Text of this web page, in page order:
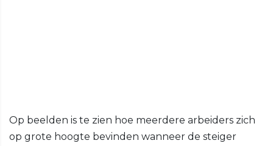
Op beelden is te zien hoe meerdere arbeiders zich
op grote hoogte bevinden wanneer de steiger